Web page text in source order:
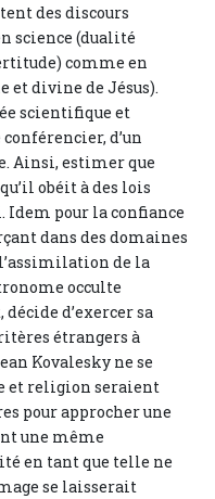
des discours
science (dualité
comme en
divine de Jésus).
scientifique et
d’un
Ainsi, estimer que
obéit à des lois
Idem pour la confiance
dans des domaines
de la
occulte
d’exercer sa
étrangers à
Kovalesky ne se
et religion seraient
pour approcher une
une même
en tant que telle ne
se laisserait